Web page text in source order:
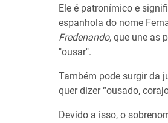
Ele é patronímico e
espanhola do nome
Fredenando, que une as
"ousar".
Também pode surgir da
quer dizer “ousado,
Devido a isso, o